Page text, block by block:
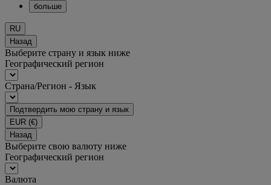
больше
RU
Назад
Выберите страну и язык ниже
Географический регион
Страна/Регион - Язык
Подтвердить мою страну и язык
EUR (€)
Назад
Выберите свою валюту ниже
Географический регион
Валюта